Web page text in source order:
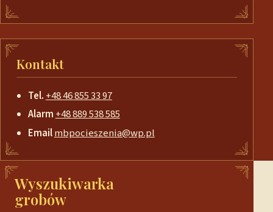
Kontakt
Tel. +48 46 855 33 97
Alarm+48 889 538 585
Emailmbpocieszenia@wp.pl
Wyszukiwarka
grobów